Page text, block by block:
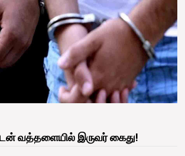
வத்தளையில் இருவர் கைது!